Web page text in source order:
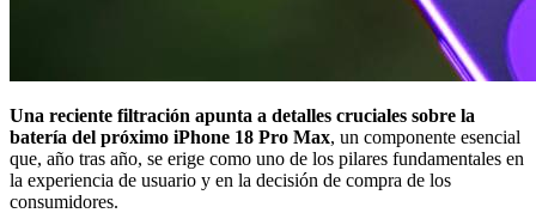
Una reciente filtración apunta a detalles cruciales sobre la
batería del próximo iPhone 18 Pro Max, un componente esencial
que, año tras año, se erige como uno de los pilares fundamentales en
la experiencia de usuario y en la decisión de compra de los
consumidores.